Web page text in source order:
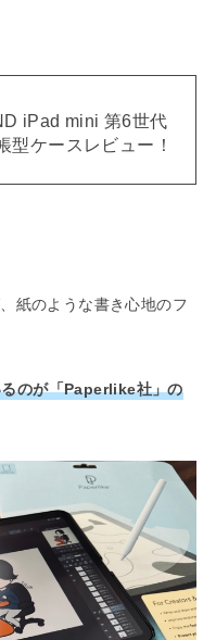
iPad mini 第6世代
型ケースレビュー！
紙のような書き心地のフ
のが「Paperlike社」の